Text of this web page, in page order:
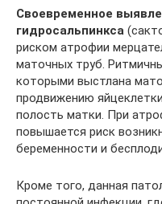
Своевременное
гидросальпинкса
риском атрофии
маточных труб.
которыми выстлана
продвижению
полость матки. При
повышается риск
беременности и
Кроме того, данная